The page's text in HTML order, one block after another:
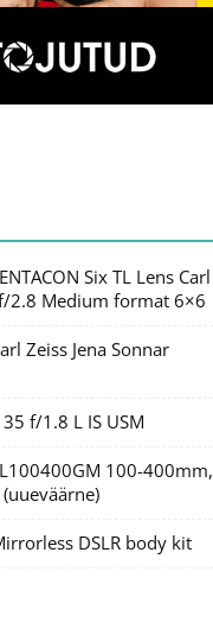
Six TL Lens Carl
2.8 Medium format 6×6
Zeiss Jena Sonnar
f/1.8 L IS USM
100-400mm,
DSLR body kit